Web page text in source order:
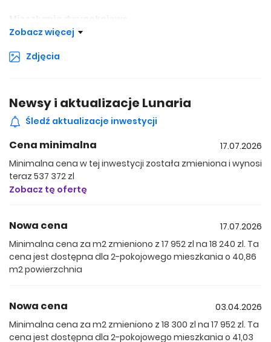
Mieszkania dwupokojowe
Wśród dwudziestu czterech lokali dwupokojowych
warianty mieszczące się w przedziale 37–40 m² oraz o
układy to doskonałe rozwiązanie zarówno dla młodych
rodzin poszukujących wymarzonej przestrzeni, jak i dla
inwestorów pragnących ulokować swój kapitał w
Mieszkania trzypokojowe
Propozycja trzydziestu pięciu lokali trzypokojowych ukazuje
zróżnicowane aranżacje – od mieszkań o powierzchni 46–
48 m², przez te o metrażach 53–54 m² i 56–58 m², aż po
że większość lokali została zaprojektowana jako
mieszkania, z naciskiem na przestronność, naturalne
oświetlenie oraz doskonałą wentylację.
istnieje opcja łączenia mieszkań, dzięki czemu możesz
stworzyć przestrzeń idealnie dopasowaną do Twoich
potrzeb. Zapytaj o szczegóły.
Zobacz więcej
Zdjęcia
Newsy i aktualizacje Lunaria
Śledź aktualizacje inwestycji
Cena minimalna
17.07.2026
Minimalna cena w tej inwestycji została zmieniona i wynosi
teraz 537 372 zl
Zobacz tę ofertę
Nowa cena
17.07.2026
Minimalna cena za m2 zmieniono z 17 952 zl na 18 240 zl. Ta
cena jest dostępna dla 2-pokojowego mieszkania o 40,86
m2 powierzchnia
Nowa cena
03.04.2026
Minimalna cena za m2 zmieniono z 18 300 zl na 17 952 zl. Ta
cena jest dostępna dla 2-pokojowego mieszkania o 41,03